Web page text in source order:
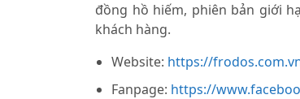
đồng hồ hiếm, phiên bản giới
khách hàng.
Website: https://
Fanpage: https://